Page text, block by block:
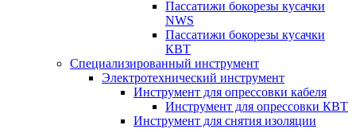
Пассатижи бокорезы кусачки
NWS
Пассатижи бокорезы кусачки
КВТ
Специализированный инструмент
Электротехнический инструмент
Инструмент для опрессовки кабеля
Инструмент для опрессовки КВТ
Инструмент для снятия изоляции